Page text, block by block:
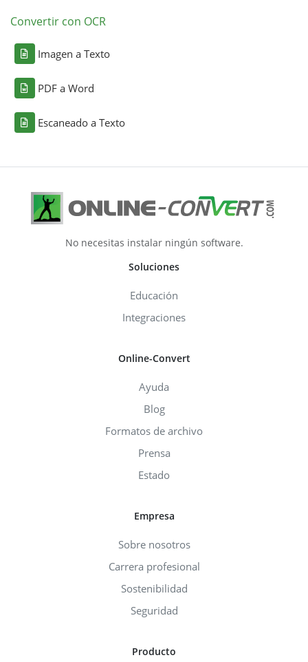
Convertir con OCR
Imagen a Texto
PDF a Word
Escaneado a Texto
No necesitas instalar ningún software.
Soluciones
Educación
Integraciones
Online-Convert
Ayuda
Blog
Formatos de archivo
Prensa
Estado
Empresa
Sobre nosotros
Carrera profesional
Sostenibilidad
Seguridad
Producto